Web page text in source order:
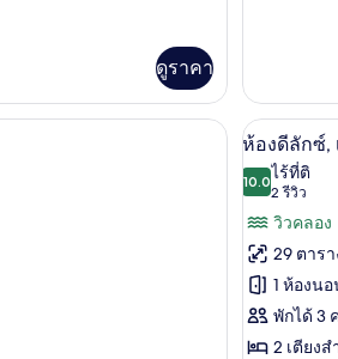
ดูราคา
ไซส์
1
เตียง,
สวน
กับ
ห้อง
ดี
ลัก
ซ์,
เตียง
คิง
เตียง,
วิว
สวน
ห้องดีลักซ์, เตียงใหญ่ 2 เตียง | 1 ห้องนอน, โต๊ะทำง
เปิด
ภาพถ่าย
ทั้งหมด
ของ
ห้อง
ดี
ลัก
8
ห้องดีลักซ์,
10.010.0 จาก 10
ไร้ที่ติ
2 รีวิว
(2
รีวิว)
วิวคลอง
29 ตารา
1 ห้องน
พักได้ 3
2 เตียง